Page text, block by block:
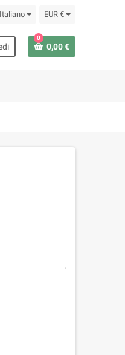
Italiano EUR €
0
0,00 €